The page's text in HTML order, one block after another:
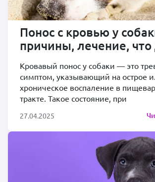
Понос с кровью у
причины, лечение, что
Кровавый понос у собаки — это
симптом, указывающий на острое
хроническое воспаление в
тракте. Такое состояние, при
27.04.2025